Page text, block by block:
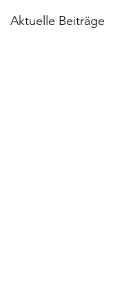
Aktuelle Beiträge